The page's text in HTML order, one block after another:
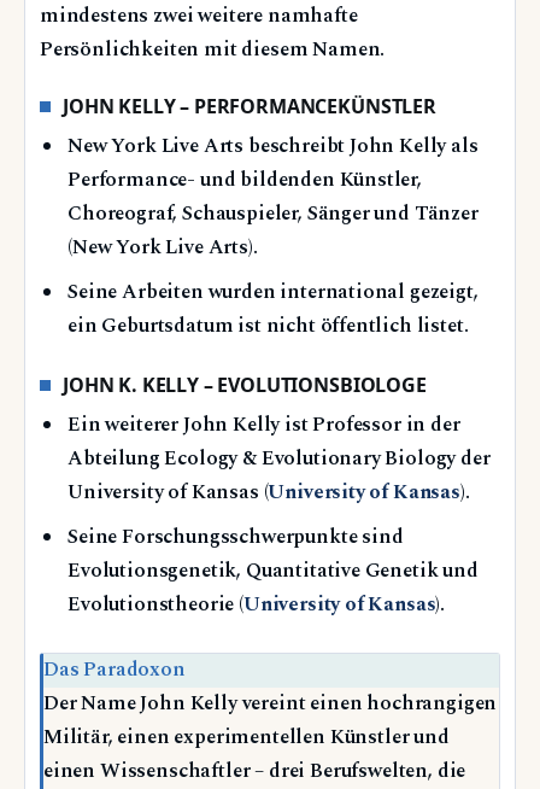
mindestens zwei weitere namhafte
Persönlichkeiten mit diesem Namen.
JOHN KELLY – PERFORMANCEKÜNSTLER
New York Live Arts beschreibt John Kelly als
Performance- und bildenden Künstler,
Choreograf, Schauspieler, Sänger und Tänzer
(New York Live Arts).
Seine Arbeiten wurden international gezeigt,
ein Geburtsdatum ist nicht öffentlich listet.
JOHN K. KELLY – EVOLUTIONSBIOLOGE
Ein weiterer John Kelly ist Professor in der
Abteilung Ecology & Evolutionary Biology der
University of Kansas (University of Kansas).
Seine Forschungsschwerpunkte sind
Evolutionsgenetik, Quantitative Genetik und
Evolutionstheorie (University of Kansas).
Das Paradoxon
Der Name John Kelly vereint einen hochrangigen
Militär, einen experimentellen Künstler und
einen Wissenschaftler – drei Berufswelten, die